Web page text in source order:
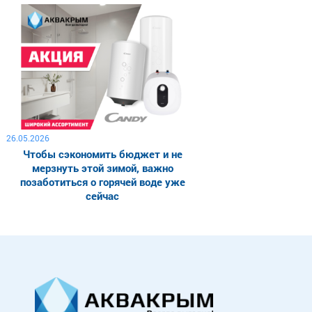
26.05.2026
Чтобы сэкономить бюджет и не
мерзнуть этой зимой, важно
позаботиться о горячей воде уже
сейчас